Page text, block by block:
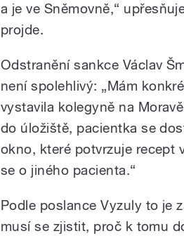
a je ve Sněmovně,“
projde.
Odstranění sankce Václav
není spolehlivý: „Mám
vystavila kolegyně na
do úložiště, pacientka se
okno, které potvrzuje recept
se o jiného pacienta.“
Podle poslance Vyzuly to je
musí se zjistit, proč k tomu